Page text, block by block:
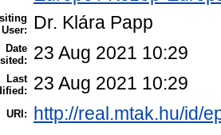
User:
Dr. Klára Papp
Date 23 Aug 2021 10:29
Last 23 Aug 2021 10:29
URI: http://real.mtak.hu/id/